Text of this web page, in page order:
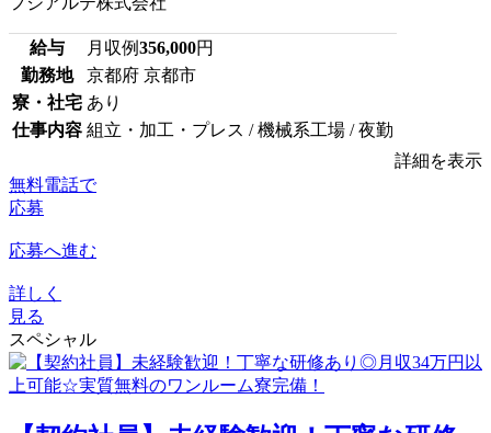
給与 月収例356,000円
勤務地
京都府 京都市
寮・社宅 あり
仕事内容 組立・加工・プレス / 機械系工場 / 夜勤
詳細を表示
無料電話で
応募
応募へ進む
詳しく
見る
スペシャル